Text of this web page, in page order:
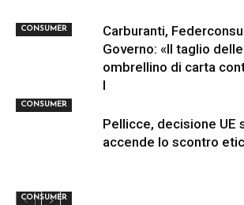
CONSUMER
CONSUMER
Carburanti,
Governo: «Il taglio
ombrellino di carta
I
CONSUMER
Pellicce, decisione UE
accende lo scontro